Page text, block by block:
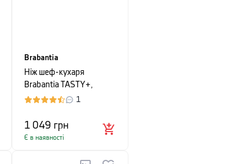
Brabantia
Ніж шеф-кухаря
Brabantia TASTY+,
довжина 33,4 см,
1
1 049 грн
Є в наявності